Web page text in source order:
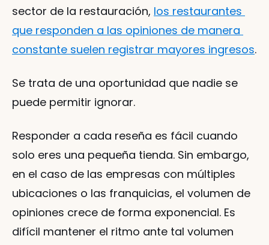
sector de la restauración, los restaurantes
que responden a las opiniones de manera
constante suelen registrar mayores ingresos.
Se trata de una oportunidad que nadie se
puede permitir ignorar.
Responder a cada reseña es fácil cuando
solo eres una pequeña tienda. Sin embargo,
en el caso de las empresas con múltiples
ubicaciones o las franquicias, el volumen de
opiniones crece de forma exponencial. Es
difícil mantener el ritmo ante tal volumen